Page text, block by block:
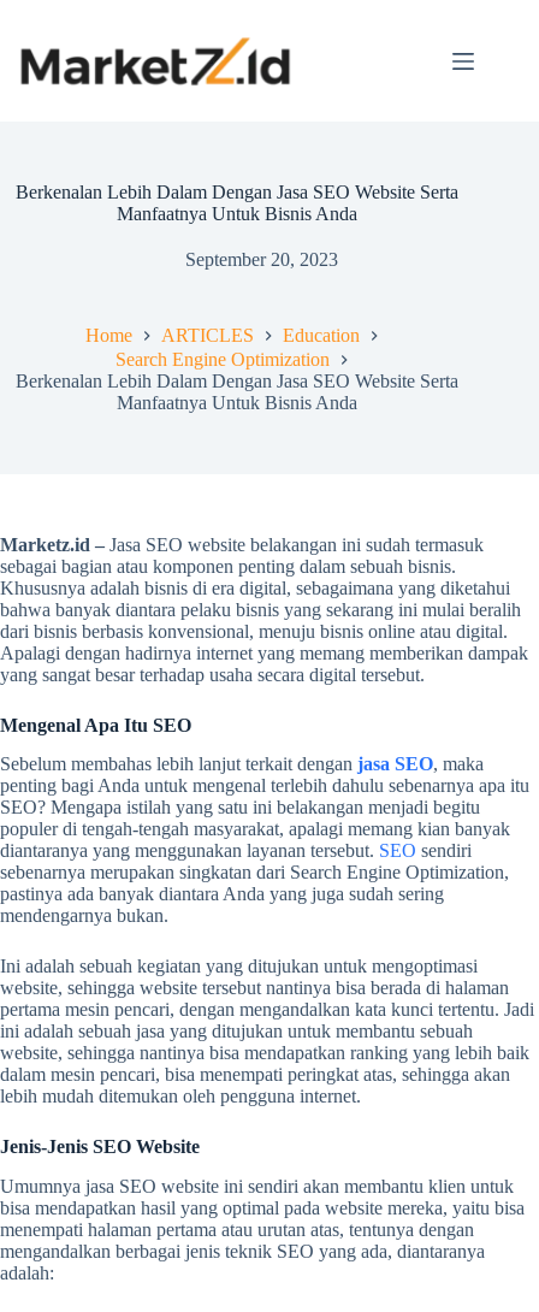
Berkenalan Lebih Dalam Dengan Jasa SEO Website Serta
Manfaatnya Untuk Bisnis Anda
September 20, 2023
Home ARTICLES
Education
Search Engine Optimization
Berkenalan Lebih Dalam Dengan Jasa SEO Website Serta
Manfaatnya Untuk Bisnis Anda
Marketz.id – Jasa SEO website belakangan ini sudah termasuk
sebagai bagian atau komponen penting dalam sebuah bisnis.
Khususnya adalah bisnis di era digital, sebagaimana yang diketahui
bahwa banyak diantara pelaku bisnis yang sekarang ini mulai beralih
dari bisnis berbasis konvensional, menuju bisnis online atau digital.
Apalagi dengan hadirnya internet yang memang memberikan dampak
yang sangat besar terhadap usaha secara digital tersebut.
Mengenal Apa Itu SEO
Sebelum membahas lebih lanjut terkait dengan jasa SEO, maka
penting bagi Anda untuk mengenal terlebih dahulu sebenarnya apa itu
SEO? Mengapa istilah yang satu ini belakangan menjadi begitu
populer di tengah-tengah masyarakat, apalagi memang kian banyak
diantaranya yang menggunakan layanan tersebut. SEO sendiri
sebenarnya merupakan singkatan dari Search Engine Optimization,
pastinya ada banyak diantara Anda yang juga sudah sering
mendengarnya bukan.
Ini adalah sebuah kegiatan yang ditujukan untuk mengoptimasi
website, sehingga website tersebut nantinya bisa berada di halaman
pertama mesin pencari, dengan mengandalkan kata kunci tertentu. Jadi
ini adalah sebuah jasa yang ditujukan untuk membantu sebuah
website, sehingga nantinya bisa mendapatkan ranking yang lebih baik
dalam mesin pencari, bisa menempati peringkat atas, sehingga akan
lebih mudah ditemukan oleh pengguna internet.
Jenis-Jenis SEO Website
Umumnya jasa SEO website ini sendiri akan membantu klien untuk
bisa mendapatkan hasil yang optimal pada website mereka, yaitu bisa
menempati halaman pertama atau urutan atas, tentunya dengan
mengandalkan berbagai jenis teknik SEO yang ada, diantaranya
adalah: